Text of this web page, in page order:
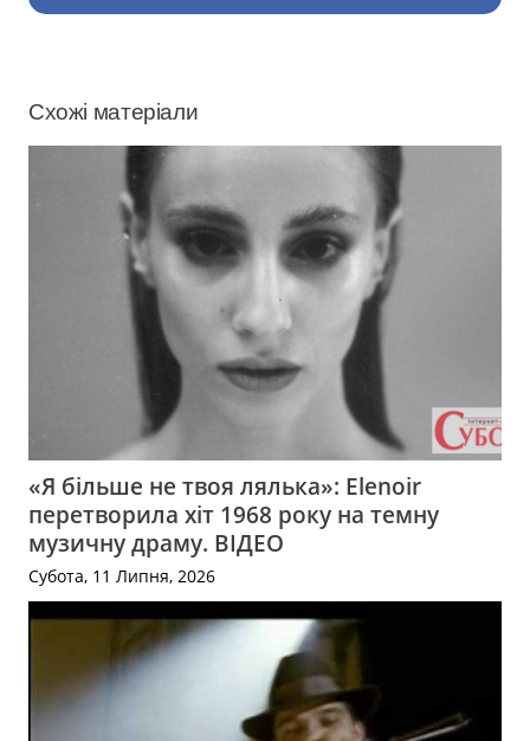
Схожі матеріали
«Я більше не твоя лялька»: Elenoir
перетворила хіт 1968 року на темну
музичну драму. ВІДЕО
Субота, 11 Липня, 2026